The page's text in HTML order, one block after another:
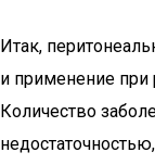
Итак,
и применение при
Количество